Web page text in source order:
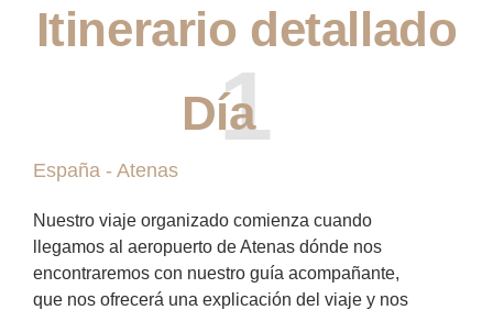
Itinerario detallado
1
Día
España - Atenas
Nuestro viaje organizado comienza cuando
llegamos al aeropuerto de Atenas dónde nos
encontraremos con nuestro guía acompañante,
que nos ofrecerá una explicación del viaje y nos